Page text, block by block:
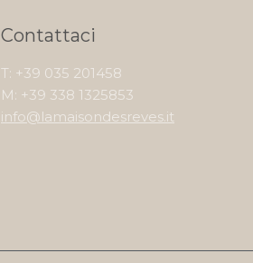
Contattaci
T: +39 035 201458
M: +39 338 1325853
info@lamaisondesreves.it